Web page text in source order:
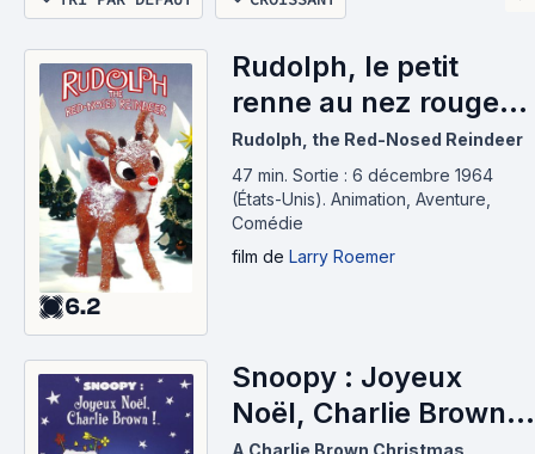
Garfield : 12 Spéciaux de 1982 à 1991.
6.2
Rudolph, le petit
renne au nez rouge
(1964)
Rudolph, the Red-Nosed Reindeer
47 min. Sortie : 6 décembre 1964
(États-Unis). Animation, Aventure,
Comédie
film de Larry Roemer
Snoopy : Joyeux
Noël, Charlie Brown !
A Charlie Brown Christmas